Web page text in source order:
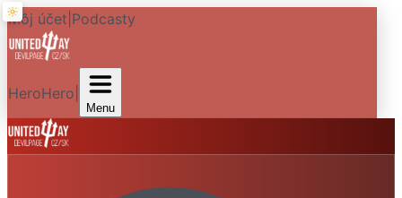
Môj účet Podcasty
HeroHero
Menu